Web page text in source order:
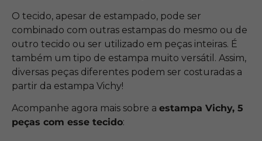
O tecido, apesar de estampado, pode ser
combinado com outras estampas do mesmo ou de
outro tecido ou ser utilizado em peças inteiras. É
também um tipo de estampa muito versátil. Assim,
diversas peças diferentes podem ser costuradas a
partir da estampa Vichy!
Acompanhe agora mais sobre a estampa Vichy, 5
peças com esse tecido: